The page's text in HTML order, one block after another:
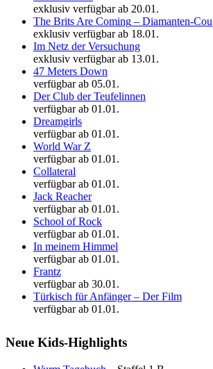
exklusiv verfügbar ab 20.01.
The Brits Are Coming – Diamanten-
exklusiv verfügbar ab 18.01.
Im Netz der Versuchung
exklusiv verfügbar ab 13.01.
47 Meters Down
verfügbar ab 05.01.
Der Club der Teufelinnen
verfügbar ab 01.01.
Dreamgirls
verfügbar ab 01.01.
World War Z
verfügbar ab 01.01.
Collateral
verfügbar ab 01.01.
Jack Reacher
verfügbar ab 01.01.
School of Rock
verfügbar ab 01.01.
In meinem Himmel
verfügbar ab 01.01.
Frantz
verfügbar ab 30.01.
Türkisch für Anfänger – Der Film
verfügbar ab 01.01.
Neue Kids-Highlights